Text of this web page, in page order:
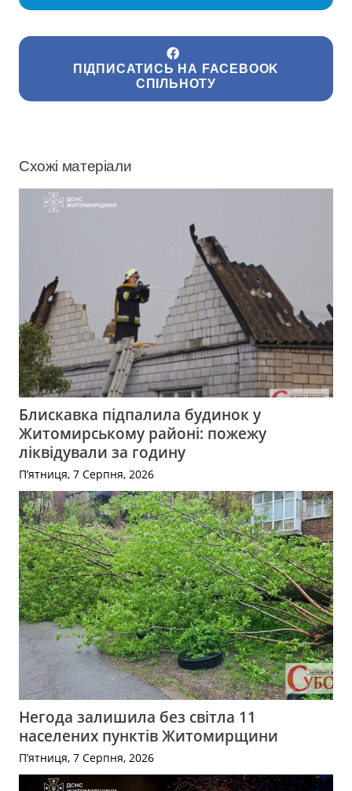
ПІДПИСАТИСЬ НА FACEBOOK
СПІЛЬНОТУ
Схожі матеріали
Блискавка підпалила будинок у
Житомирському районі: пожежу
ліквідували за годину
П’ятниця, 7 Серпня, 2026
Негода залишила без світла 11
населених пунктів Житомирщини
П’ятниця, 7 Серпня, 2026